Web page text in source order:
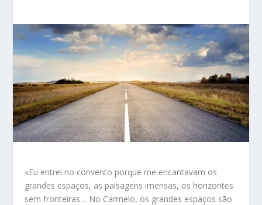
«Eu entrei no convento porque me encantavam os
grandes espaços, as paisagens imensas, os horizontes
sem fronteiras… No Carmelo, os grandes espaços são